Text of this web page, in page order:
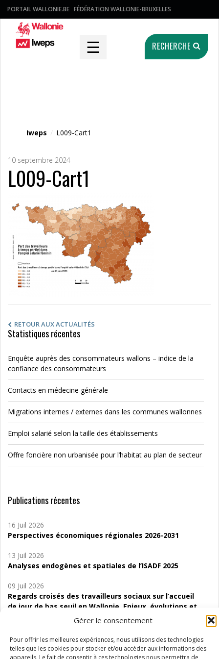
Gérer le consentement
Pour offrir les meilleures expériences, nous utilisons des technologies
telles que les cookies pour stocker et/ou accéder aux informations des
appareils. Le fait de consentir à ces technologies nous permettra de
PORTAIL WALLONIE.BE FÉDÉRATION WALLONIE-BRUXELLES
☰ RECHERCHE
Iweps / L009-Cart1
10 septembre 2024
L009-Cart1
RETOUR AUX ACTUALITÉS
Statistiques récentes
Enquête auprès des consommateurs wallons – indice de la
confiance des consommateurs
Contacts en médecine générale
Migrations internes / externes dans les communes wallonnes
Emploi salarié selon la taille des établissements
Offre foncière non urbanisée pour l’habitat au plan de secteur
Publications récentes
16 Juil 2026
Perspectives économiques régionales 2026-2031
13 Juil 2026
Analyses endogènes et spatiales de l’ISADF 2025
09 Juil 2026
Regards croisés des travailleurs sociaux sur l’accueil
de jour de bas seuil en Wallonie. Enjeux, évolutions et
06 Juil 2026
Étude d’évaluabilité des Structures